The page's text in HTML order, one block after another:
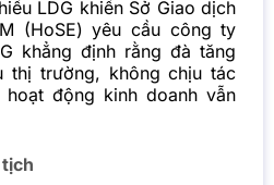
LDG khiến Sở Giao dịch
(HoSE) yêu cầu công ty
khẳng định rằng đà tăng
thị trường, không chịu tác
động kinh doanh vẫn